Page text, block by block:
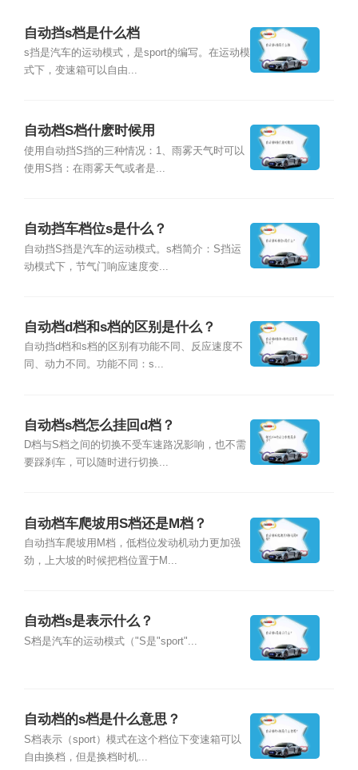
自动挡s档是什么档
s挡是汽车的运动模式，是sport的编写。在运动模
式下，变速箱可以自由...
自动档S档什麽时候用
使用自动挡S挡的三种情况：1、雨雾天气时可以
使用S挡：在雨雾天气或者是...
自动挡车档位s是什么？
自动挡S挡是汽车的运动模式。s档简介：S挡运
动模式下，节气门响应速度变...
自动档d档和s档的区别是什么？
自动挡d档和s档的区别有功能不同、反应速度不
同、动力不同。功能不同：s...
自动档s档怎么挂回d档？
D档与S档之间的切换不受车速路况影响，也不需
要踩刹车，可以随时进行切换...
自动档车爬坡用S档还是M档？
自动挡车爬坡用M档，低档位发动机动力更加强
劲，上大坡的时候把档位置于M...
自动档s是表示什么？
S档是汽车的运动模式（"S是"sport"...
自动档的s档是什么意思？
S档表示（sport）模式在这个档位下变速箱可以
自由换档，但是换档时机...